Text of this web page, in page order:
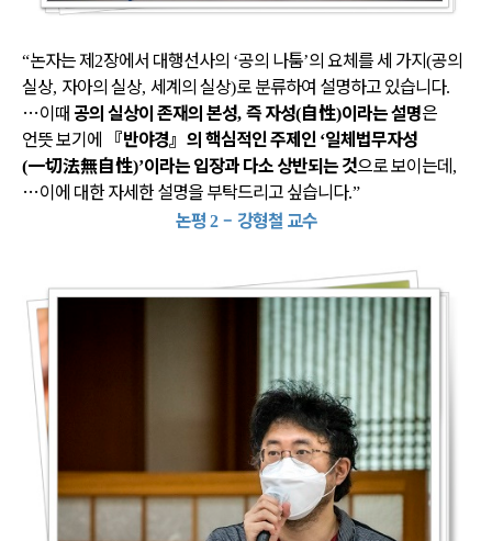
“논자는 제2장에서 대행선사의 ‘공의 나툼’의 요체를 세 가지(공의
실상, 자아의 실상, 세계의 실상)로 분류하여 설명하고 있습니다.
…이때 공의 실상이 존재의 본성, 즉 자성(自性)이라는 설명은
언뜻 보기에 『반야경』 의 핵심적인 주제인 ‘일체법무자성
(一切法無自性)’이라는 입장과 다소 상반되는 것으로 보이는데,
…이에 대한 자세한 설명을 부탁드리고 싶습니다.”
논평 2 – 강형철 교수